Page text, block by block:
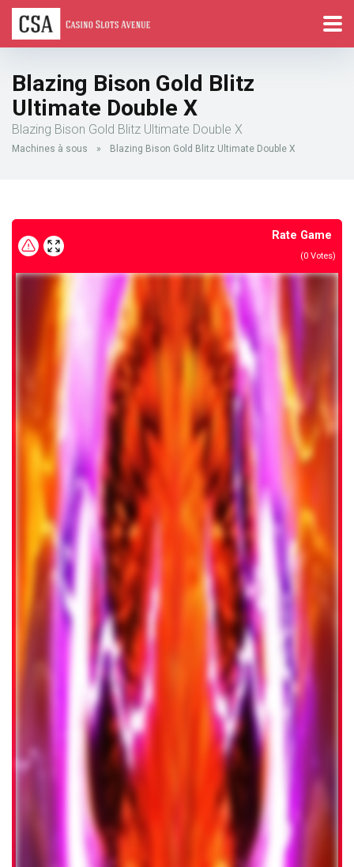
Blazing Bison Gold Blitz
Ultimate Double X
Blazing Bison Gold Blitz Ultimate Double X
Machines à sous » Blazing Bison Gold Blitz Ultimate Double X
Rate Game
(0 Votes)